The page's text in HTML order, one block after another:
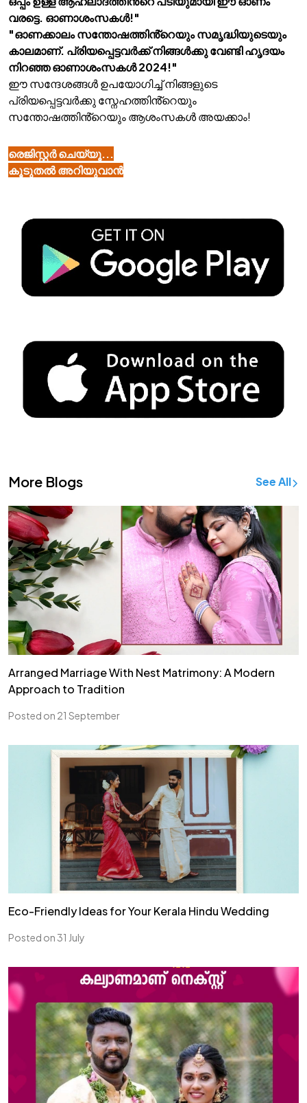
വരട്ടെ. ഓണാശംസകൾ!"
"ഓണക്കാലം സന്തോഷത്തിൻ്റെയും സമൃദ്ധിയുടെയും
കാലമാണ്. പ്രിയപ്പെട്ടവർക്ക് നിങ്ങൾക്കു വേണ്ടി ഹൃദയം
നിറഞ്ഞ ഓണാശംസകൾ 2024!"
ഈ സന്ദേശങ്ങൾ ഉപയോഗിച്ച് നിങ്ങളുടെ
പ്രിയപ്പെട്ടവർക്കു സ്നേഹത്തിൻ്റെയും
സന്തോഷത്തിൻ്റെയും ആശംസകൾ അയക്കാം!
രെജിസ്റ്റർ ചെയ്യൂ...
കൂടുതൽ അറിയുവാൻ
More Blogs See All
Arranged Marriage With Nest Matrimony: A Modern
Approach to Tradition
Posted on 21 September
Eco-Friendly Ideas for Your Kerala Hindu Wedding
Posted on 31 July